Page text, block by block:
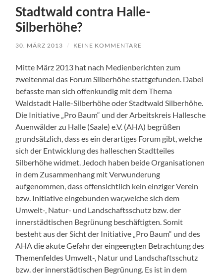
Stadtwald contra Halle-
Silberhöhe?
30. MÄRZ 2013 / KEINE KOMMENTARE
Mitte März 2013 hat nach Medienberichten zum
zweitenmal das Forum Silberhöhe stattgefunden. Dabei
befasste man sich offenkundig mit dem Thema
Waldstadt Halle-Silberhöhe oder Stadtwald Silberhöhe.
Die Initiative „Pro Baum“ und der Arbeitskreis Hallesche
Auenwälder zu Halle (Saale) e.V. (AHA) begrüßen
grundsätzlich, dass es ein derartiges Forum gibt, welche
sich der Entwicklung des halleschen Stadtteiles
Silberhöhe widmet. Jedoch haben beide Organisationen
in dem Zusammenhang mit Verwunderung
aufgenommen, dass offensichtlich kein einziger Verein
bzw. Initiative eingebunden war,welche sich dem
Umwelt-, Natur- und Landschaftsschutz bzw. der
innerstädtischen Begrünung beschäftigten. Somit
besteht aus der Sicht der Initiative „Pro Baum“ und des
AHA die akute Gefahr der eingeengten Betrachtung des
Themenfeldes Umwelt-, Natur und Landschaftsschutz
bzw. der innerstädtischen Begrünung. Es ist in dem